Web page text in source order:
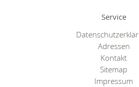
Service
Adressen
Kontakt
Sitemap
Impressum